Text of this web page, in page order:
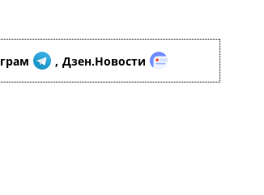
, Дзен.Новости